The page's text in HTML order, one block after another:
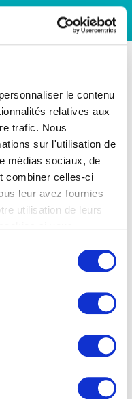
le contenu
relatives aux
trafic. Nous
sur l'utilisation de
médias sociaux, de
combiner celles-ci
leur avez fournies
utilisation de leurs